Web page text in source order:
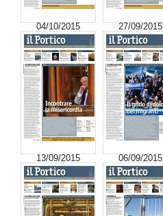
04/10/2015 27/09/2015
13/09/2015 06/09/2015